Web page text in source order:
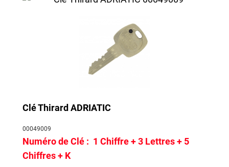
Clé Thirard ADRIATIC
00049009
Numéro de Clé : 1 Chiffre + 3 Lettres + 5
Chiffres + K